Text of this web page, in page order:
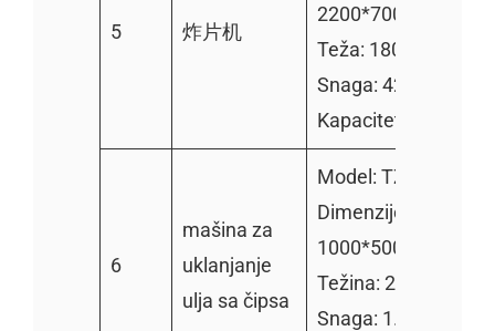
5 炸片机
2200*700*950 mm
Teža: 180 kg
Snaga: 42kw
Kapacitet: 200kg/h
6
mašina za
uklanjanje
ulja sa čipsa
Model: TZ-400
Dimenzije:
1000*500*700mm
Težina: 260kg
Snaga: 1.1kw